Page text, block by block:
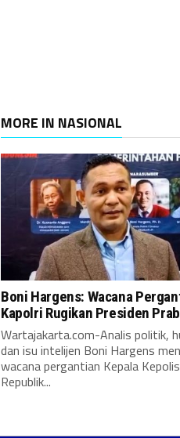
MORE IN NASIONAL
Boni Hargens: Wacana
Kapolri Rugikan Presiden
Wartajakarta.com-Analis politik,
dan isu intelijen Boni Hargens
wacana pergantian Kepala
Republik...